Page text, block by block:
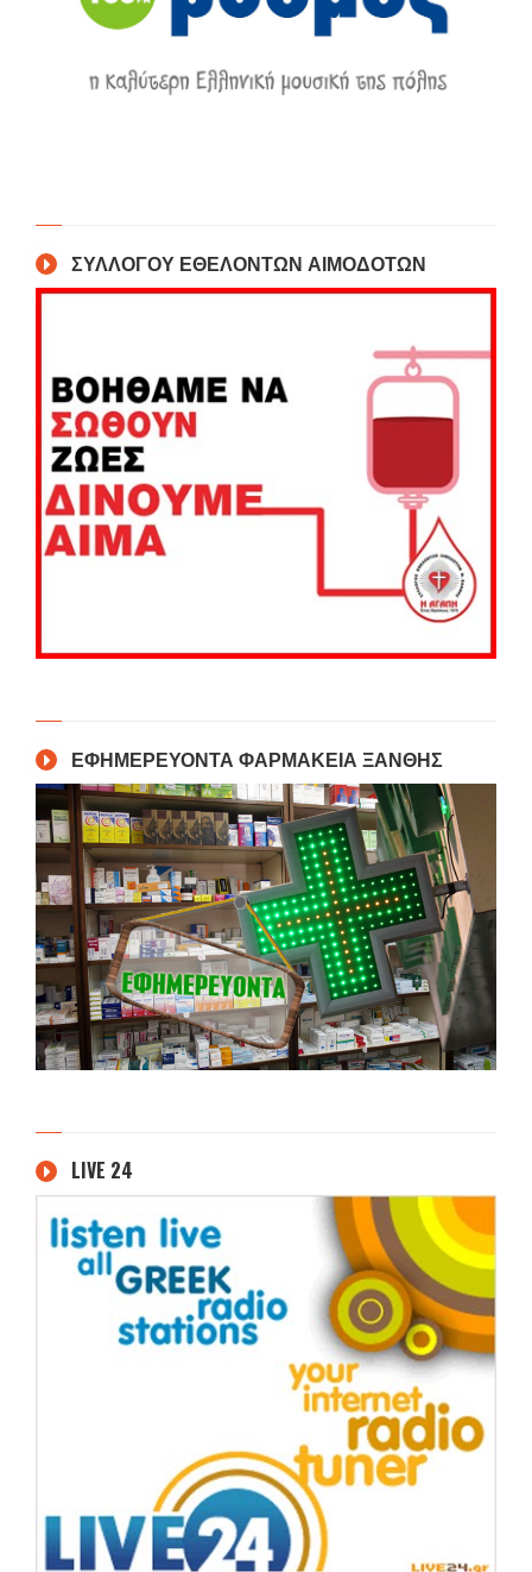
ΣΥΛΛΟΓΟΥ ΕΘΕΛΟΝΤΩΝ ΑΙΜΟΔΟΤΩΝ
ΕΦΗΜΕΡΕΥΟΝΤΑ ΦΑΡΜΑΚΕΙΑ ΞΑΝΘΗΣ
LIVE 24